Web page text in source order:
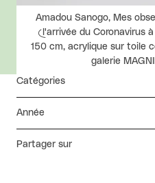
Droits réservés :
Amadou Sanogo, Mes
(l'arrivée du Coronavirus
150 cm, acrylique sur toile
galerie
Catégories
Année
Partager sur